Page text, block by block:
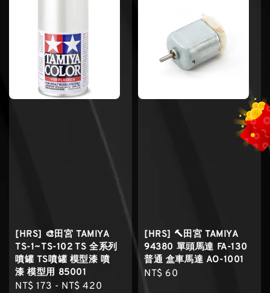
[HRS] 🎨田宮 TAMIYA
TS-1~TS-102 TS 全系列
噴罐 TS噴罐 模型漆 噴
漆 模型用 85001
Regular
NT$ 173 - NT$ 420
[HRS] 🔨田宮 TAMIYA
94380 單頭馬達 FA-130
普通 盒車馬達 AO-1001
Regular
NT$ 60